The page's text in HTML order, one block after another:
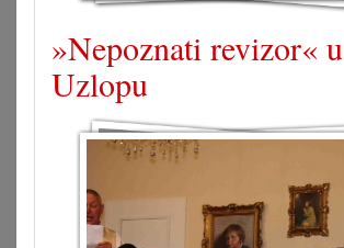
»Nepoznati revizor« u
Uzlopu